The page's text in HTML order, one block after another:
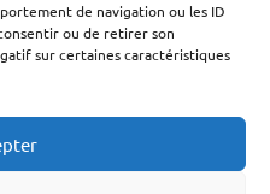
de navigation ou les ID
ou de retirer son
sur certaines caractéristiques
de sa mort a été
sa vie et son procès sont